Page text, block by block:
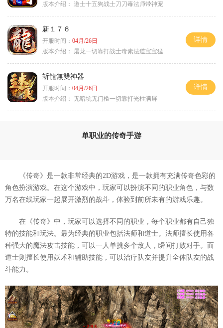
版本介绍： 道士十五狗战士刀刀毒法师带神宠
新１７６
开服时间： 04月/26日
版本介绍：
屠龙一切靠打战士毒素法道宝宝猛
详情
斩龍無雙神器
开服时间： 04月/26日
版本介绍： 无暗坑无门槛一切靠打光柱满屏
详情
单职业的传奇手游
《传奇》是一款非常经典的2D游戏，是一款拥有充满传奇色彩的
角色扮演游戏。在这个游戏中，玩家可以扮演不同的职业角色，与数
万名在线玩家一起展开激烈的战斗，体验到前所未有的游戏乐趣。
在《传奇》中，玩家可以选择不同的职业，每个职业都有自己独
特的技能和玩法。最为经典的职业包括法师和道士。法师擅长使用各
种强大的魔法攻击技能，可以一人单挑多个敌人，瞬间打败对手。而
道士则擅长使用妖术和辅助技能，可以治疗队友并提升全体队友的战
斗能力。